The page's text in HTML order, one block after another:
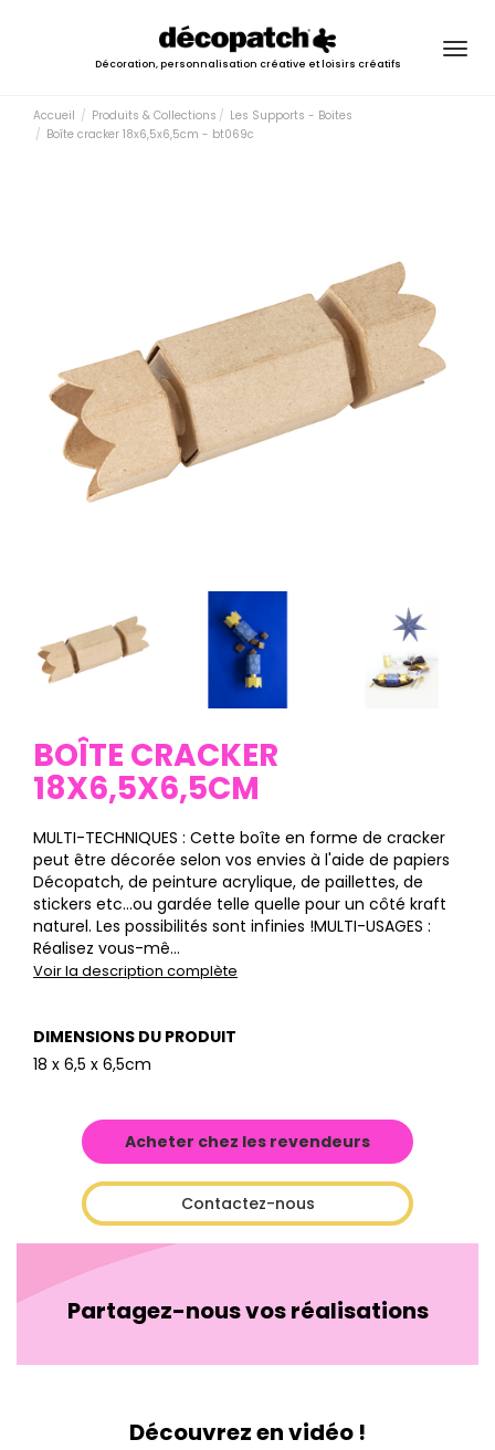
Décoration, personnalisation créative et loisirs créatifs
Accueil Produits & Collections
Les Supports - Boites
Boîte cracker 18x6,5x6,5cm - bt069c
BOÎTE CRACKER
18X6,5X6,5CM
MULTI-TECHNIQUES : Cette boîte en forme de cracker
peut être décorée selon vos envies à l'aide de papiers
Décopatch, de peinture acrylique, de paillettes, de
stickers etc…ou gardée telle quelle pour un côté kraft
naturel. Les possibilités sont infinies !MULTI-USAGES :
Réalisez vous-mê...
Voir la description complète
DIMENSIONS DU PRODUIT
18 x 6,5 x 6,5cm
Acheter chez les revendeurs
Contactez-nous
Partagez-nous vos réalisations
Découvrez en vidéo !